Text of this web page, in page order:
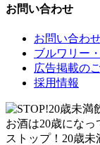
お問い合わせ
お問い合わ
ブルワリー
広告掲載の
採用情報
お酒は20歳になっ
ストップ！20歳未